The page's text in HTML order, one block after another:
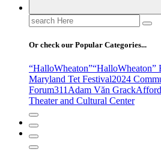
Search
for:
Or check our Popular Categories...
“HalloWheaton”“HalloWheaton”
Maryland Tet Festival2024
Forum311 Adam Văn Grack
Theater and Cultural Center